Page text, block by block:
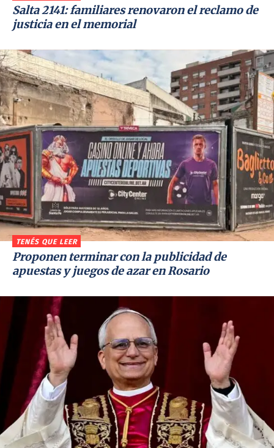
Salta 2141: familiares renovaron el reclamo de
justicia en el memorial
TENÉS QUE LEER
Proponen terminar con la publicidad de
apuestas y juegos de azar en Rosario